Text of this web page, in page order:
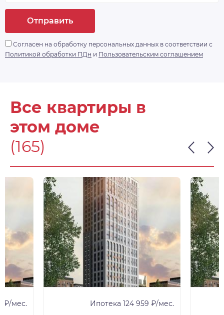
Отправить
Согласен на обработку персональных данных в соответствии с
Политикой обработки ПДн и Пользовательским соглашением
Все квартиры в
этом доме
(165)
₽/мес.
Ипотека 124 959 ₽/мес.